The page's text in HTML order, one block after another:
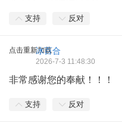
支持 反对
点击重新加载
冰百合
2026-7-3 11:48:30
非常感谢您的奉献！！！
支持 反对